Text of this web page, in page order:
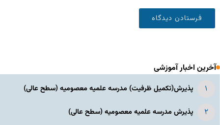
آخرین اخبار آموزشی
پذیرش(تکمیل ظرفیت) مدرسه علمیه معصومیه‌ (سطح عالی)
پذیرش مدرسه علمیه معصومیه‌ (سطح عالی)